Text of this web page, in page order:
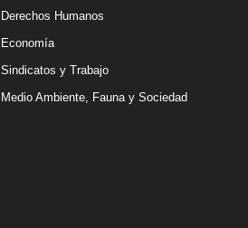
Derechos Humanos
Economía
Sindicatos y Trabajo
Medio Ambiente, Fauna y Sociedad